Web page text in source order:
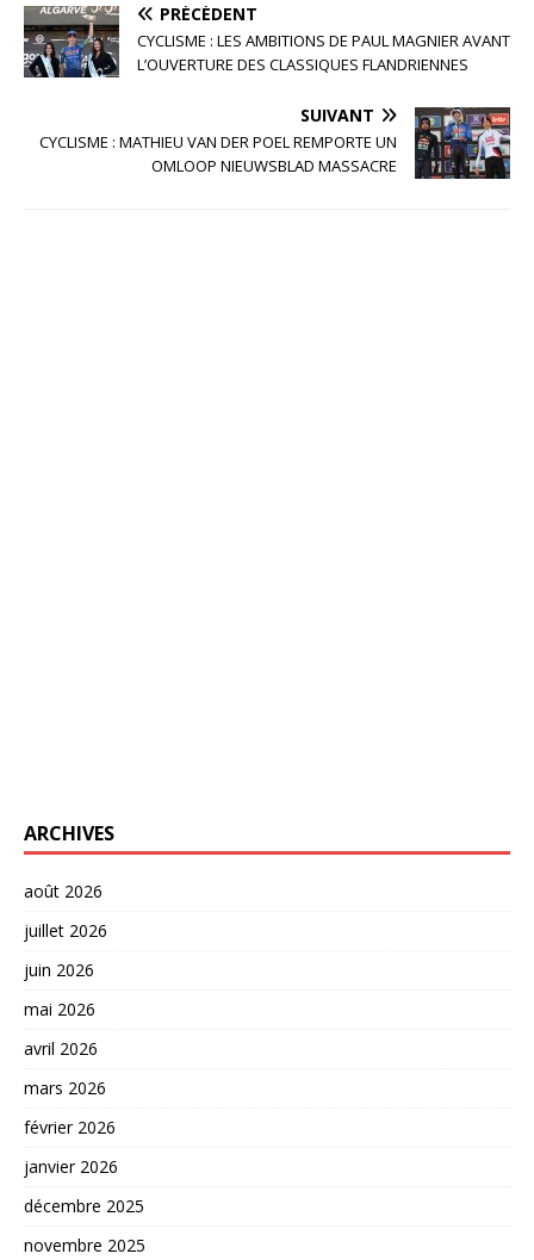
PRÉCÉDENT
CYCLISME : LES AMBITIONS DE PAUL MAGNIER AVANT
L’OUVERTURE DES CLASSIQUES FLANDRIENNES
SUIVANT
CYCLISME : MATHIEU VAN DER POEL REMPORTE UN
OMLOOP NIEUWSBLAD MASSACRE
ARCHIVES
août 2026
juillet 2026
juin 2026
mai 2026
avril 2026
mars 2026
février 2026
janvier 2026
décembre 2025
novembre 2025